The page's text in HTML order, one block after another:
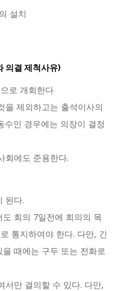
설치
의결 제척사유)
로 개회한다
제외하고는 출석이사의
수인 경우에는 의장이 결정
에도 준용한다.
된다.
회의 7일전에 회의의 목
통지하여야 한다. 다만, 긴
때에는 구두 또는 전화로
만 결의할 수 있다. 다만,